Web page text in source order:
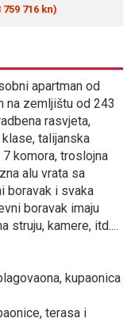
759 716 kn)
apartman od
na zemljištu od 243
rasvjeta,
talijanska
komora, troslojna
alu vrata sa
boravak i svaka
boravak imaju
struju, kamere, itd....
kupaonica
terasa i